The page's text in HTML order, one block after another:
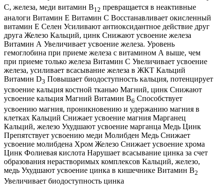
С, железа, меди витамин В12 превращается в неактивные
аналоги Витамин Е Витамин С Восстанавливает окисленный
витамин Е Селен Усиливают антиоксидантное действие друг
друга Железо Кальций, цинк Снижают усвоение железа
Витамин А Увеличивает усвоение железа. Уровень
гемоглобина при приеме железа с витамином А выше, чем
при приеме только железа Витамин С Увеличивает усвоение
железа, усиливает всасывание железа в ЖКТ Кальций
Витамин D3 Повышает биодоступность кальция, потенцирует
усвоение кальция костной тканью Магний, цинк Снижают
усвоение кальция Магний Витамин В6 Способствует
усвоению магния, проникновению и удержанию магния в
клетках Кальций Снижает усвоение магния Марганец
Кальций, железо Ухудшают усвоение марганца Медь Цинк
Препятствует усвоению меди Молибден Медь Снижает
усвоение молибдена Хром Железо Снижает усвоение хрома
Цинк Фолиевая кислота Нарушает всасывание цинка за счет
образования нерастворимых комплексов Кальций, железо,
медь Ухудшают усвоение цинка в кишечнике Витамин В2
Увеличивает биодоступность цинка